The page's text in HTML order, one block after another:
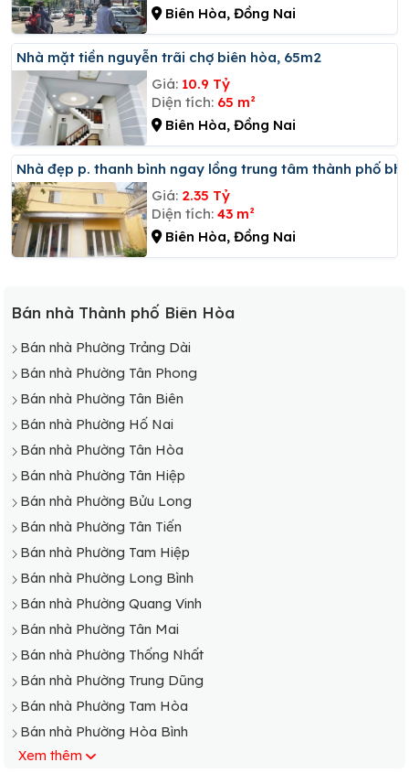
Biên Hòa, Đồng Nai
Nhà mặt tiền nguyễn trãi chợ biên hòa, 65m2
Giá: 10.9 Tỷ
Diện tích: 65 m²
Biên Hòa, Đồng Nai
Nhà đẹp p. thanh bình ngay lồng trung tâm thành phố bh
Giá: 2.35 Tỷ
Diện tích: 43 m²
Biên Hòa, Đồng Nai
Bán nhà Thành phố Biên Hòa
Bán nhà Phường Trảng Dài
Bán nhà Phường Tân Phong
Bán nhà Phường Tân Biên
Bán nhà Phường Hố Nai
Bán nhà Phường Tân Hòa
Bán nhà Phường Tân Hiệp
Bán nhà Phường Bửu Long
Bán nhà Phường Tân Tiến
Bán nhà Phường Tam Hiệp
Bán nhà Phường Long Bình
Bán nhà Phường Quang Vinh
Bán nhà Phường Tân Mai
Bán nhà Phường Thống Nhất
Bán nhà Phường Trung Dũng
Bán nhà Phường Tam Hòa
Bán nhà Phường Hòa Bình
Bán nhà Phường Quyết Thắng
Xem thêm